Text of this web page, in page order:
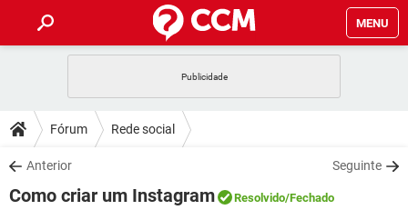
MENU
CELULAR
OUTLOOK
INSTAGRAM GMAIL
DICAS
JOGOS
DOWNLOADS
JOGOS WHATSAPP
Fórum Rede social
Anterior Seguinte
Como criar um Instagram Resolvido/Fechado